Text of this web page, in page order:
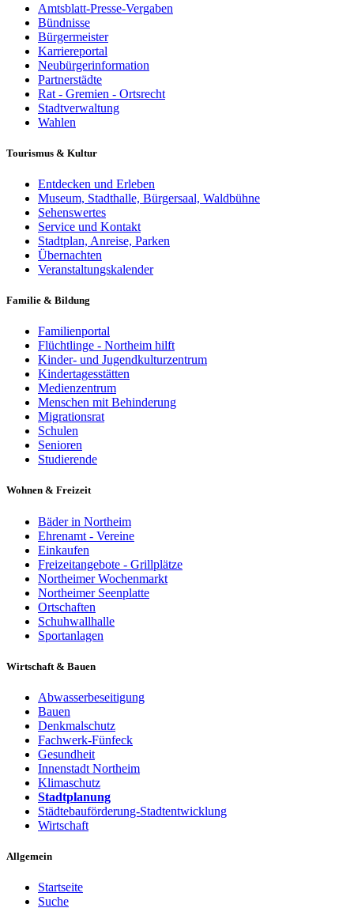
Amtsblatt-Presse-Vergaben
Bündnisse
Bürgermeister
Karriereportal
Neubürgerinformation
Partnerstädte
Rat - Gremien - Ortsrecht
Stadtverwaltung
Wahlen
Tourismus & Kultur
Entdecken und Erleben
Museum, Stadthalle, Bürgersaal, Waldbühne
Sehenswertes
Service und Kontakt
Stadtplan, Anreise, Parken
Übernachten
Veranstaltungskalender
Familie & Bildung
Familienportal
Flüchtlinge - Northeim hilft
Kinder- und Jugendkulturzentrum
Kindertagesstätten
Medienzentrum
Menschen mit Behinderung
Migrationsrat
Schulen
Senioren
Studierende
Wohnen & Freizeit
Bäder in Northeim
Ehrenamt - Vereine
Einkaufen
Freizeitangebote - Grillplätze
Northeimer Wochenmarkt
Northeimer Seenplatte
Ortschaften
Schuhwallhalle
Sportanlagen
Wirtschaft & Bauen
Abwasserbeseitigung
Bauen
Denkmalschutz
Fachwerk-Fünfeck
Gesundheit
Innenstadt Northeim
Klimaschutz
Stadtplanung
Städtebauförderung-Stadtentwicklung
Wirtschaft
Allgemein
Startseite
Suche